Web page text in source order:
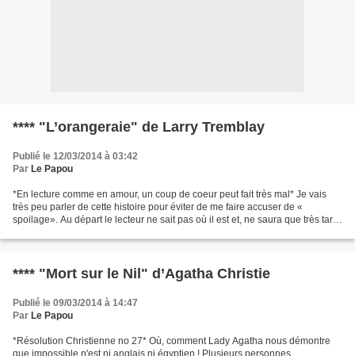
**** "L’orangeraie" de Larry Tremblay
Publié le 12/03/2014 à 03:42
Par Le Papou
*En lecture comme en amour, un coup de coeur peut fait très mal* Je vais
très peu parler de cette histoire pour éviter de me faire accuser de «
spoilage». Au départ le lecteur ne sait pas où il est et, ne saura que très tard
**** "Mort sur le Nil" d’Agatha Christie
Publié le 09/03/2014 à 14:47
Par Le Papou
*Résolution Christienne no 27* Où, comment Lady Agatha nous démontre
que impossible n'est ni anglais ni égyptien ! Plusieurs personnes